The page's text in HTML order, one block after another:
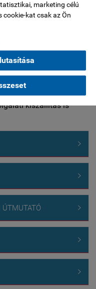
marketing célú
kat csak az Ön
a 2026.július
tudjuk biztosítani a nyári
17-31.
alatt az üzlet és a
kiszállítás is


ÚTMUTATÓ 

